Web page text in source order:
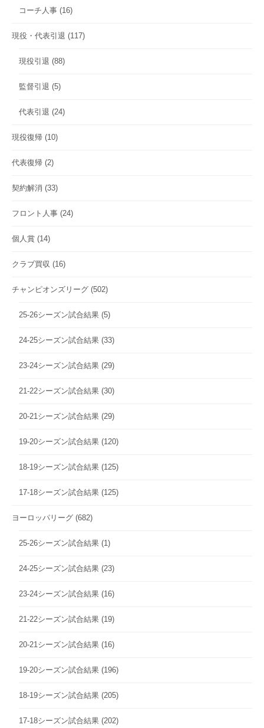
コーチ人事 (16)
現役・代表引退 (117)
現役引退 (88)
監督引退 (5)
代表引退 (24)
現役復帰 (10)
代表復帰 (2)
契約解消 (33)
フロント人事 (24)
個人賞 (14)
クラブ買収 (16)
チャンピオンズリーグ (502)
25-26シーズン試合結果 (5)
24-25シーズン試合結果 (33)
23-24シーズン試合結果 (29)
21-22シーズン試合結果 (30)
20-21シーズン試合結果 (29)
19-20シーズン試合結果 (120)
18-19シーズン試合結果 (125)
17-18シーズン試合結果 (125)
ヨーロッパリーグ (682)
25-26シーズン試合結果 (1)
24-25シーズン試合結果 (23)
23-24シーズン試合結果 (16)
21-22シーズン試合結果 (19)
20-21シーズン試合結果 (16)
19-20シーズン試合結果 (196)
18-19シーズン試合結果 (205)
17-18シーズン試合結果 (202)